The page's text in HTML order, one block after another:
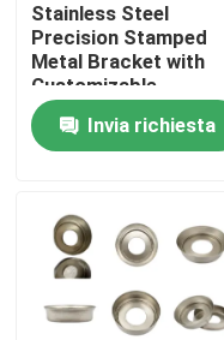
Casa
Prodotti
Video
Mostra VR
Stainless Steel
Precision Stamped
Metal Bracket with
Customizable
Dimensions for
Hardware Connector
Invia richiesta